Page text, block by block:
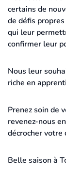
certains de
de défis
qui leur
confirmer leur
Nous leur
riche en
Prenez soin de
revenez-nous
décrocher votre
Belle saison à